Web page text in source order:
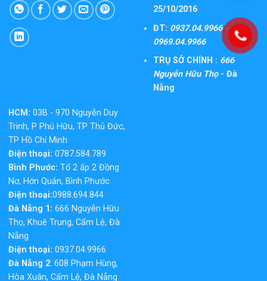
25/10/2016
ĐT: 0937.04.9966 -
0969.04.9966
TRỤ SỞ CHÍNH : 666
Nguyễn Hữu Thọ- Đà
Nẵng
HCM: 03B - 970 Nguyễn Duy
Trinh, P Phú Hữu, TP Thủ Đức,
TP Hồ Chí Minh
Điện thoại: 0787.584.789
Bình Phước: Tổ 2 ấp 2 Đồng
Nơ, Hớn Quản, Bình Phước
Điện thoại:0988.694.844
Đà Nẵng 1: 666 Nguyễn Hữu
Thọ, Khuê Trung, Cẩm Lệ, Đà
Nẵng
Điện thoại: 0937.04.9966
Đà Nẵng 2: 608 Phạm Hùng,
Hòa Xuân, Cẩm Lệ, Đà Nẵng